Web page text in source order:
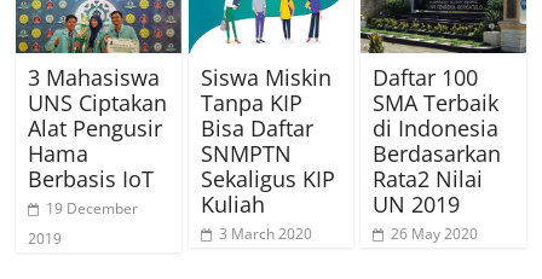
3 Mahasiswa
UNS Ciptakan
Alat Pengusir
Hama
Berbasis IoT
19 December
2019
Siswa Miskin
Tanpa KIP
Bisa Daftar
SNMPTN
Sekaligus KIP
Kuliah
3 March 2020
Daftar 100
SMA Terbaik
di Indonesia
Berdasarkan
Rata2 Nilai
UN 2019
26 May 2020